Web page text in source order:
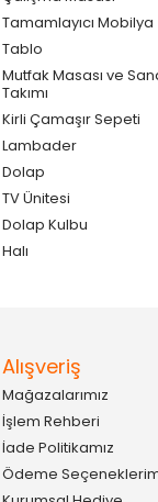
Tamamlayıcı Mobilya
Tablo
Mutfak Masası ve
Takımı
Kirli Çamaşır Sepeti
Lambader
Dolap
TV Ünitesi
Dolap Kulbu
Halı
Alışveriş
Mağazalarımız
İşlem Rehberi
İade Politikamız
Ödeme